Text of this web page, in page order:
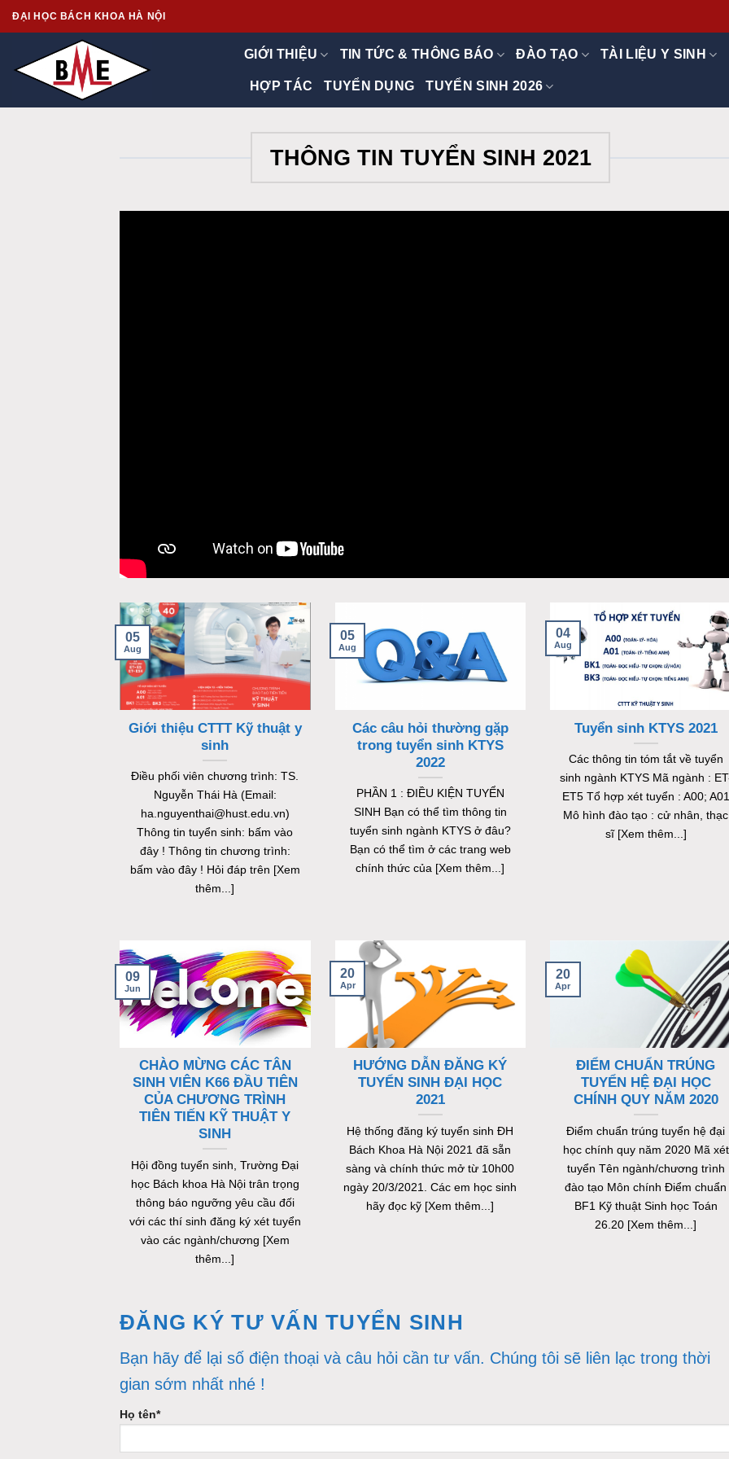
Skip
to
ĐẠI HỌC BÁCH KHOA HÀ NỘI
GIỚI THIỆU TIN TỨC & THÔNG BÁO ĐÀO TẠO TÀI LIỆU Y SINH
HỢP TÁC TUYỂN DỤNG TUYỂN SINH 2026
THÔNG TIN TUYỂN SINH 2021
Giới thiệu CTTT Kỹ thuật y
sinh
Điều phối viên chương trình: TS.
Nguyễn Thái Hà (Email:
ha.nguyenthai@hust.edu.vn)
Thông tin tuyển sinh: bấm vào
đây ! Thông tin chương trình:
bấm vào đây ! Hỏi đáp trên [Xem
thêm...]
05
Aug
Các câu hỏi thường gặp
trong tuyển sinh KTYS
2022
PHẦN 1 : ĐIỀU KIỆN TUYỂN
SINH Bạn có thể tìm thông tin
tuyển sinh ngành KTYS ở đâu?
Bạn có thể tìm ở các trang web
chính thức của [Xem thêm...]
05
Aug
Tuyển sinh KTYS 2021
Các thông tin tóm tắt về tuyển
sinh ngành KTYS Mã ngành :
ET5 Tổ hợp xét tuyển : A00; A01
Mô hình đào tạo : cử nhân, thạc
sĩ [Xem thêm...]
04
Aug
CHÀO MỪNG CÁC TÂN
SINH VIÊN K66 ĐẦU TIÊN
CỦA CHƯƠNG TRÌNH
TIÊN TIẾN KỸ THUẬT Y
SINH
Hội đồng tuyển sinh, Trường Đại
học Bách khoa Hà Nội trân trọng
thông báo ngưỡng yêu cầu đối
với các thí sinh đăng ký xét tuyển
vào các ngành/chương [Xem
thêm...]
09
Jun
HƯỚNG DẪN ĐĂNG KÝ
TUYỂN SINH ĐẠI HỌC
2021
Hệ thống đăng ký tuyển sinh ĐH
Bách Khoa Hà Nội 2021 đã sẵn
sàng và chính thức mở từ 10h00
ngày 20/3/2021. Các em học sinh
hãy đọc kỹ [Xem thêm...]
20
Apr
ĐIỂM CHUẨN TRÚNG
TUYỂN HỆ ĐẠI HỌC
CHÍNH QUY NĂM 2020
Điểm chuẩn trúng tuyển hệ đại
học chính quy năm 2020 Mã xét
tuyển Tên ngành/chương trình
đào tạo Môn chính Điểm chuẩn
BF1 Kỹ thuật Sinh học Toán
26.20 [Xem thêm...]
20
Apr
ĐĂNG KÝ TƯ VẤN TUYỂN SINH
Bạn hãy để lại số điện thoại và câu hỏi cần tư vấn. Chúng tôi sẽ liên lạc trong thời
gian sớm nhất nhé !
Họ tên*